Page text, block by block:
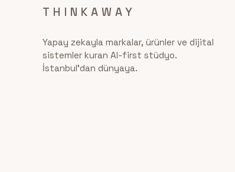
THINKAWAY
Yapay zekayla markalar, ürünler ve dijital
sistemler kuran AI-first stüdyo.
İstanbul'dan dünyaya.